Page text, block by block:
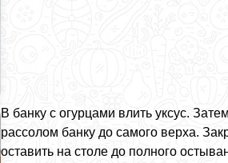
В банку с огурцами влить уксус.
рассолом банку до самого верха.
оставить на столе до полного